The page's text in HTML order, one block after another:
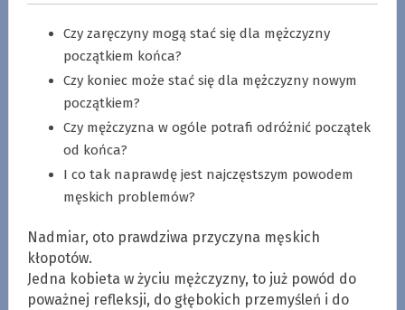
Czy zaręczyny mogą stać się dla mężczyzny
początkiem końca?
Czy koniec może stać się dla mężczyzny nowym
początkiem?
Czy mężczyzna w ogóle potrafi odróżnić początek
od końca?
I co tak naprawdę jest najczęstszym powodem
męskich problemów?
Nadmiar, oto prawdziwa przyczyna męskich
kłopotów.
Jedna kobieta w życiu mężczyzny, to już powód do
poważnej refleksji, do głębokich przemyśleń i do